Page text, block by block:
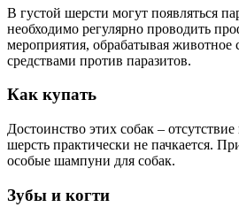
В густой шерсти могут появляться
необходимо регулярно проводить
мероприятия, обрабатывая животное
средствами против паразитов.
Как купать
Достоинство этих собак –
шерсть практически не пачкается.
особые шампуни для собак.
Зубы и когти